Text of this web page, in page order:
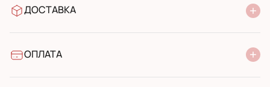
ДОСТАВКА
УкрПошта стандарт
ОПЛАТА
Банківський переказ